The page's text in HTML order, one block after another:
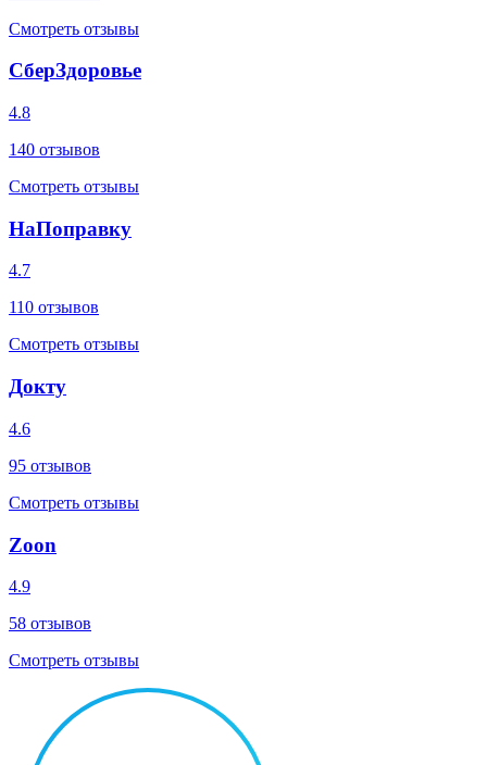
Смотреть отзывы
СберЗдоровье
4.8
140 отзывов
Смотреть отзывы
НаПоправку
4.7
110 отзывов
Смотреть отзывы
Докту
4.6
95 отзывов
Смотреть отзывы
Zoon
4.9
58 отзывов
Смотреть отзывы